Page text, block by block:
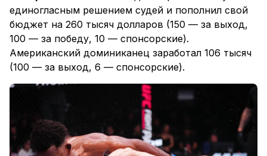
единогласным решением судей и пополнил свой
бюджет на 260 тысяч долларов (150 — за выход,
100 — за победу, 10 — спонсорские).
Американский доминиканец заработал 106 тысяч
(100 — за выход, 6 — спонсорские).